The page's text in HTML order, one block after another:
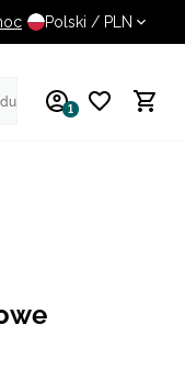
na darmowy zwrot
Polski / PLN
1